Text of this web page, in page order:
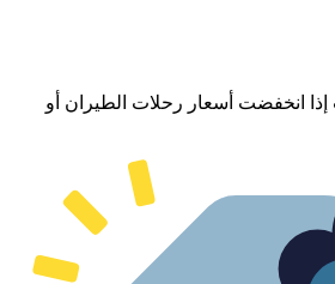
أسعار رحلات الطيران أو